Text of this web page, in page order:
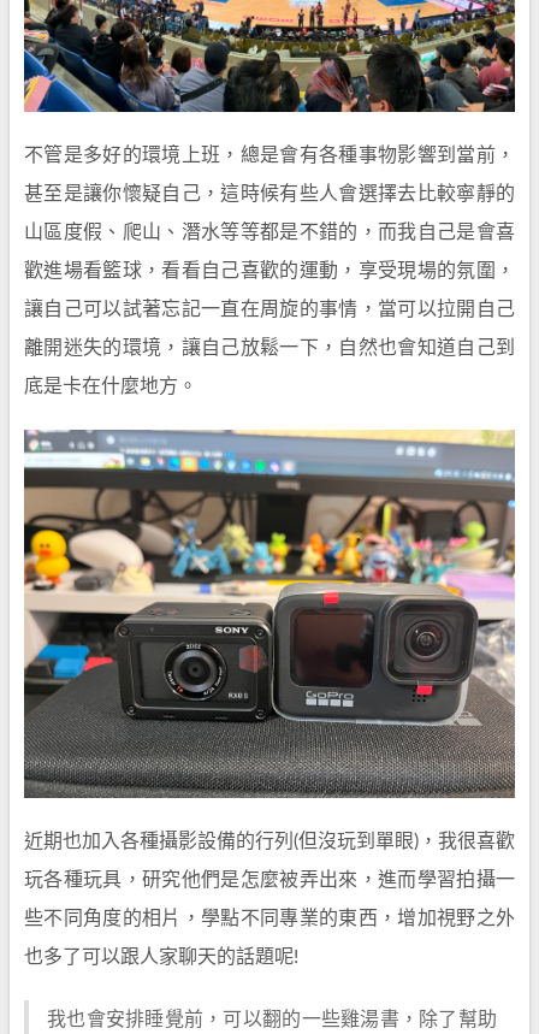
不管是多好的環境上班，總是會有各種事物影響到當前，
甚至是讓你懷疑自己，這時候有些人會選擇去比較寧靜的
山區度假、爬山、潛水等等都是不錯的，而我自己是會喜
歡進場看籃球，看看自己喜歡的運動，享受現場的氛圍，
讓自己可以試著忘記一直在周旋的事情，當可以拉開自己
離開迷失的環境，讓自己放鬆一下，自然也會知道自己到
底是卡在什麼地方。
近期也加入各種攝影設備的行列(但沒玩到單眼)，我很喜歡
玩各種玩具，研究他們是怎麼被弄出來，進而學習拍攝一
些不同角度的相片，學點不同專業的東西，增加視野之外
也多了可以跟人家聊天的話題呢!
我也會安排睡覺前，可以翻的一些雞湯書，除了幫助